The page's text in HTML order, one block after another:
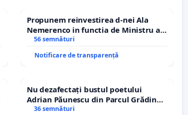
Propunem reinvestirea d-nei Ala
Nemerenco in functia de Ministru al
Sanatatii
56 semnături
Notificare de transparență
Nu dezafectați bustul poetului
Adrian Păunescu din Parcul Grădina
Icoanei! Stop cenzurii culturale!
36 semnături